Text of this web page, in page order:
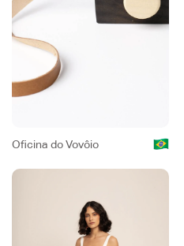
Oficina do Vovôio